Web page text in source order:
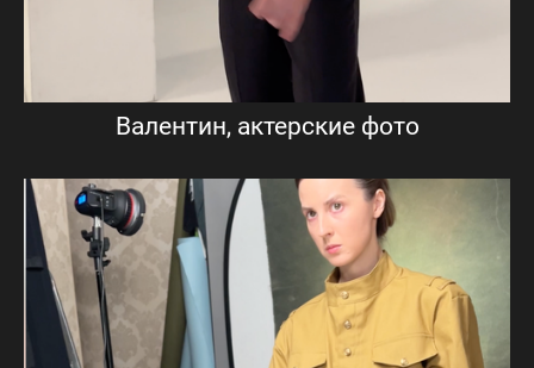
Валентин, актерские фото